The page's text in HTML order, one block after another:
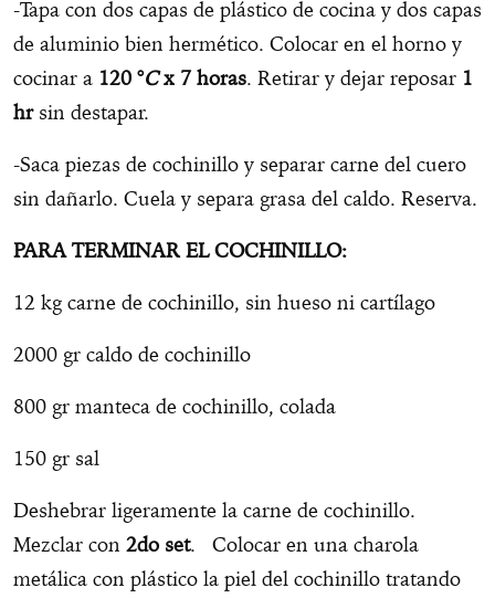
-Tapa con dos capas de plástico de cocina y dos capas
de aluminio bien hermético. Colocar en el horno y
cocinar a 120 °Cx 7 horas. Retirar y dejar reposar 1
hrsin destapar.
-Saca piezas de cochinillo y separar carne del cuero
sin dañarlo. Cuela y separa grasa del caldo. Reserva.
PARA TERMINAR EL COCHINILLO:
12 kg carne de cochinillo, sin hueso ni cartílago
2000 gr caldo de cochinillo
800 gr manteca de cochinillo, colada
150 gr sal
Deshebrar ligeramente la carne de cochinillo.
Mezclar con 2do set. Colocar en una charola
metálica con plástico la piel del cochinillo tratando